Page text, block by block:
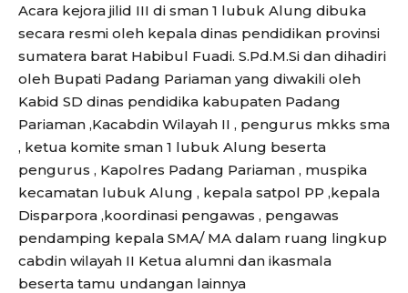
Acara kejora jilid III di sman 1 lubuk Alung dibuka
secara resmi oleh kepala dinas pendidikan provinsi
sumatera barat Habibul Fuadi. S.Pd.M.Si dan dihadiri
oleh Bupati Padang Pariaman yang diwakili oleh
Kabid SD dinas pendidika kabupaten Padang
Pariaman ,Kacabdin Wilayah II , pengurus mkks sma
, ketua komite sman 1 lubuk Alung beserta
pengurus , Kapolres Padang Pariaman , muspika
kecamatan lubuk Alung , kepala satpol PP ,kepala
Disparpora ,koordinasi pengawas , pengawas
pendamping kepala SMA/ MA dalam ruang lingkup
cabdin wilayah II Ketua alumni dan ikasmala
beserta tamu undangan lainnya